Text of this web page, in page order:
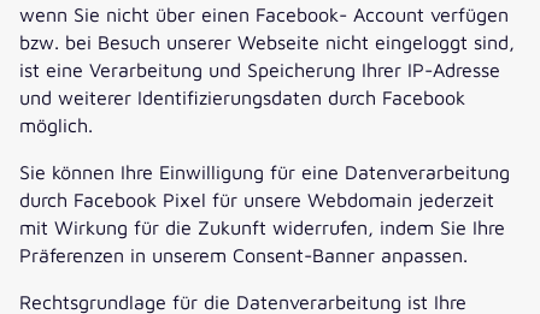
wenn Sie nicht über einen Facebook- Account verfügen
bzw. bei Besuch unserer Webseite nicht eingeloggt sind,
ist eine Verarbeitung und Speicherung Ihrer IP-Adresse
und weiterer Identifizierungsdaten durch Facebook
möglich.
Sie können Ihre Einwilligung für eine Datenverarbeitung
durch Facebook Pixel für unsere Webdomain jederzeit
mit Wirkung für die Zukunft widerrufen, indem Sie Ihre
Präferenzen in unserem Consent-Banner anpassen.
Rechtsgrundlage für die Datenverarbeitung ist Ihre